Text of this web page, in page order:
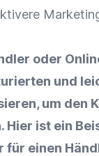
oder
und
um den
ist ein
einen